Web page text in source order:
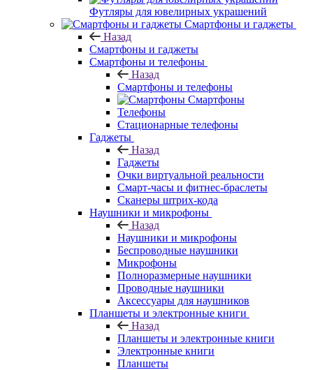
Футляры для ювелирных украшений
Смартфоны и гаджеты
Назад
Смартфоны и гаджеты
Смартфоны и телефоны
Назад
Смартфоны и телефоны
Смартфоны
Телефоны
Стационарные телефоны
Гаджеты
Назад
Гаджеты
Очки виртуальной реальности
Смарт-часы и фитнес-браслеты
Сканеры штрих-кода
Наушники и микрофоны
Назад
Наушники и микрофоны
Беспроводные наушники
Микрофоны
Полноразмерные наушники
Проводные наушники
Аксессуары для наушников
Планшеты и электронные книги
Назад
Планшеты и электронные книги
Электронные книги
Планшеты